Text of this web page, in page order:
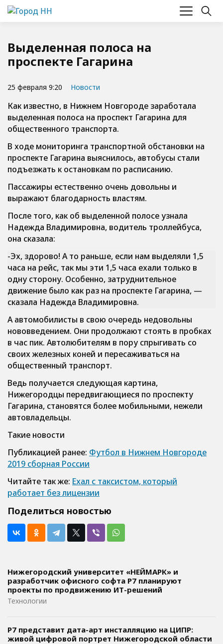
Выделенная полоса на
проспекте Гагарина
25 февраля 9:20 Новости
Как известно, в Нижнем Новгороде заработала
выделенная полоса на проспект Гагарина для
общественного транспорта.
В ходе мониторинга транспортной обстановки на
проспекте Гагарина выяснилось, автобусы стали
подъезжать к остановкам по расписанию.
Пассажиры естественно очень довольны и
выражают благодарность властям.
После того, как об выделенной полосе узнала
Надежда Владимировна, водитель троллейбуса,
она сказала:
-Эх, здорово! А то раньше, если нам выделяли 1,5
часа на рейс, так мы эти 1,5 часа ехали только в
одну сторону. Особенно, затруднительное
движение было как раз на проспекте Гагарина, —
сказала Надежда Владимировна.
А автомобилисты в свою очередь недовольны
нововведением. Они продолжают стоять в пробках
в час пик. Автолюбителям в пору спрыгивать со
своих железных коней и пересаживаться на
общественный транспорт.
Ведь получается следующая картина,
Нижегородцы передвигающиеся по проспекту
Гагарина, становятся более мобильными, нежели
автовладельцы.
Такие новости
Публикацией ранее: Футбол в Нижнем Новгороде
2019 сборная России
Читайте так же: Ехал с таксистом, который
работает без лицензии
Поделиться новостью
Нижегородский университет «НЕЙМАРК» и
разработчик офисного софта P7 планируют
проекты по продвижению ИТ-решений
Технологии
Р7 представит дата-арт инсталляцию на ЦИПР:
живой цифровой портрет Нижегородской области